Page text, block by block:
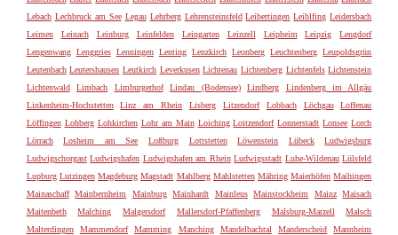
Lebach Lechbruck am See Legau Lehrberg Lehrensteinsfeld Leibertingen Leiblfing Leidersbach
Leimen
Leinach Leinburg Leinfelden Leingarten Leinzell Leipheim Leipzig
Lengdorf
Lengenwang Lenggries Lenningen Lenting Lenzkirch Leonberg Leuchtenberg Leupoldsgrün
Leutenbach Leutershausen Leutkirch Leverkusen Lichtenau Lichtenberg Lichtenfels Lichtenstein
Lichtenwald
Limbach Limburgerhof Lindau (Bodensee) Lindberg
Lindenberg im Allgäu
Linkenheim-Hochstetten
Linz am Rhein Lisberg Litzendorf Lobbach Löchgau
Loffenau
Löffingen Lohberg Lohkirchen Lohr am Main Loiching Loitzendorf Lonnerstadt Lonsee Lorch
Lörrach
Losheim am See Loßburg Lottstetten Löwenstein Lübeck
Ludwigsburg
Ludwigschorgast Ludwigshafen Ludwigshafen am Rhein Ludwigsstadt Luhe-Wildenau Lülsfeld
Lupburg Lutzingen Magdeburg Magstadt Mahlberg Mahlstetten Mähring Maierhöfen Maihingen
Mainaschaff Mainbernheim Mainburg Mainhardt Mainleus Mainstockheim Mainz Maisach
Maitenbeth
Malching Malgersdorf Mallersdorf-Pfaffenberg Malsburg-Marzell
Malsch
Malterdingen
Mammendorf Mamming Manching Mandelbachtal Manderscheid
Mannheim